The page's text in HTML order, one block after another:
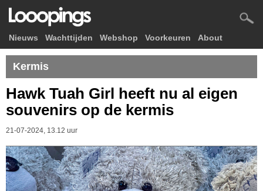
Nieuws Wachttijden Webshop Voorkeuren About
Kermis
Hawk Tuah Girl heeft nu al eigen
souvenirs op de kermis
21-07-2024, 13.12 uur